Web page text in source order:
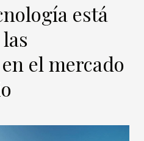
está
el mercado